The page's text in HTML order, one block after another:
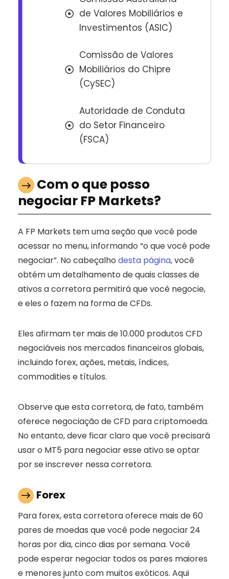
de Valores Mobiliários e
Investimentos (ASIC)
Comissão de Valores
Mobiliários do Chipre
(CySEC)
Autoridade de Conduta
do Setor Financeiro
(FSCA)
Com o que posso
negociar FP Markets?
A FP Markets tem uma seção que você pode
acessar no menu, informando “o que você pode
negociar”. No cabeçalho desta página, você
obtém um detalhamento de quais classes de
ativos a corretora permitirá que você negocie,
e eles o fazem na forma de CFDs.
Eles afirmam ter mais de 10.000 produtos CFD
negociáveis nos mercados financeiros globais,
incluindo forex, ações, metais, índices,
commodities e títulos.
Observe que esta corretora, de fato, também
oferece negociação de CFD para criptomoeda.
No entanto, deve ficar claro que você precisará
usar o MT5 para negociar esse ativo se optar
por se inscrever nessa corretora.
Forex
Para forex, esta corretora oferece mais de 60
pares de moedas que você pode negociar 24
horas por dia, cinco dias por semana. Você
pode esperar negociar todos os pares maiores
e menores junto com muitos exóticos. Aqui